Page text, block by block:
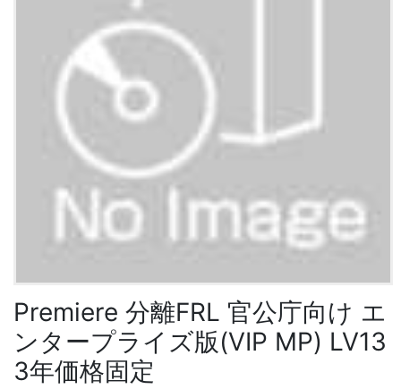
Premiere 分離FRL 官公庁向け エ
ンタープライズ版(VIP MP) LV13
3年価格固定